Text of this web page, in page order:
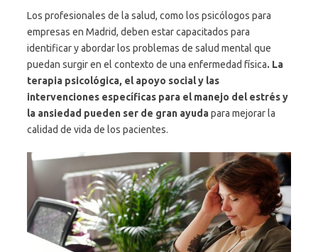
Los profesionales de la salud, como los psicólogos para
empresas en Madrid, deben estar capacitados para
identificar y abordar los problemas de salud mental que
puedan surgir en el contexto de una enfermedad física. La
terapia psicológica, el apoyo social y las
intervenciones específicas para el manejo del estrés y
la ansiedad pueden ser de gran ayudapara mejorar la
calidad de vida de los pacientes.